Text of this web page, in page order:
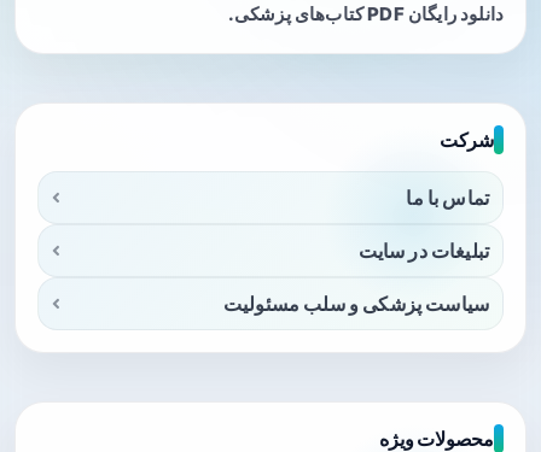
دانلود رایگان PDF کتاب‌های پزشکی.
شرکت
تماس با ما
تبلیغات در سایت
سیاست پزشکی و سلب مسئولیت
محصولات ویژه